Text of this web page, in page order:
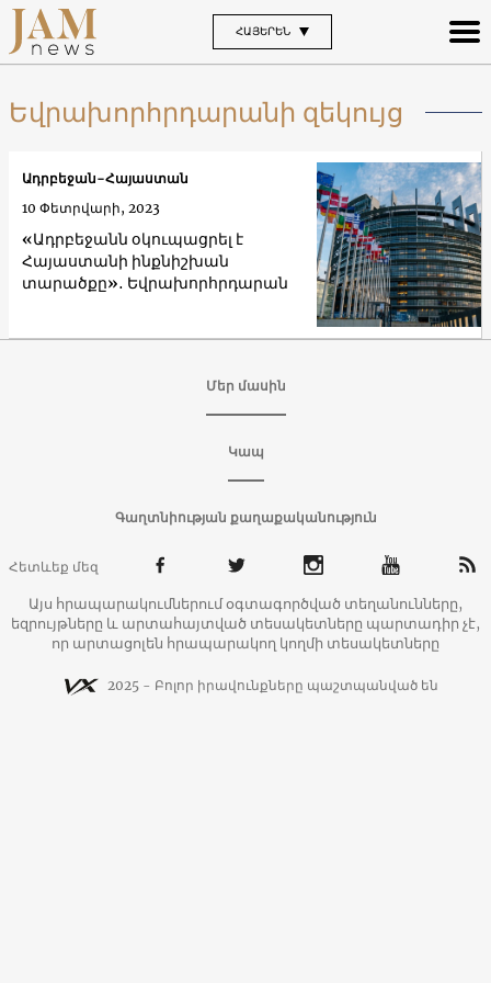
ՀԱՅԵՐԵՆ
Եվրախորհրդարանի զեկույց
«Ադրբեջանն օկուպացրել է
Հայաստանի ինքնիշխան
տարածքը»․ Եվրախորհրդարան
Ադրբեջան-Հայաստան
10 Փետրվարի, 2023
Մեր մասին
Կապ
Գաղտնիության քաղաքականություն
Հետևեք մեզ
Այս հրապարակումներում օգտագործված տեղանունները,
եզրույթները և արտահայտված տեսակետները պարտադիր չէ,
որ արտացոլեն հրապարակող կողմի տեսակետները
2025 - Բոլոր իրավունքները պաշտպանված են